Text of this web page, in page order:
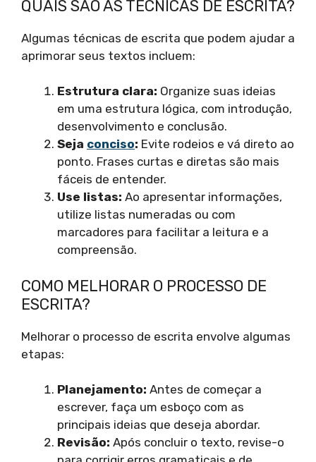
QUAIS SÃO AS TÉCNICAS DE ESCRITA?
Algumas técnicas de escrita que podem ajudar a
aprimorar seus textos incluem:
Estrutura clara: Organize suas ideias
em uma estrutura lógica, com introdução,
desenvolvimento e conclusão.
Seja conciso: Evite rodeios e vá direto ao
ponto. Frases curtas e diretas são mais
fáceis de entender.
Use listas: Ao apresentar informações,
utilize listas numeradas ou com
marcadores para facilitar a leitura e a
compreensão.
COMO MELHORAR O PROCESSO DE
ESCRITA?
Melhorar o processo de escrita envolve algumas
etapas:
Planejamento: Antes de começar a
escrever, faça um esboço com as
principais ideias que deseja abordar.
Revisão: Após concluir o texto, revise-o